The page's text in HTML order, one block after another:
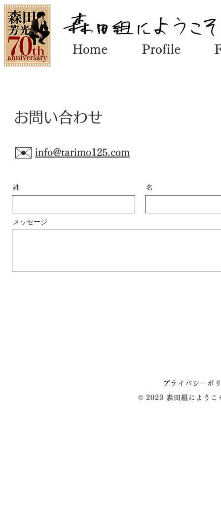
Home Profile
お問い合わせ
✉️ info@tarimo125.com
姓 名
メッセージ
プライバシーポ
© 2023 森田組によう